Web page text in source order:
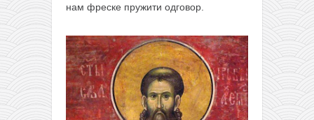
нам фреске пружити одговор.